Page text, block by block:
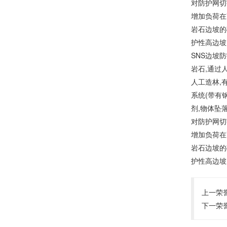
对防护网
增加负荷
岩石边坡
护性高边
SNS边坡
岩石,通过
人工造林,
系统(带有
剂,物体坠
对防护网
增加负荷
岩石边坡
护性高边
上一荣
下一荣